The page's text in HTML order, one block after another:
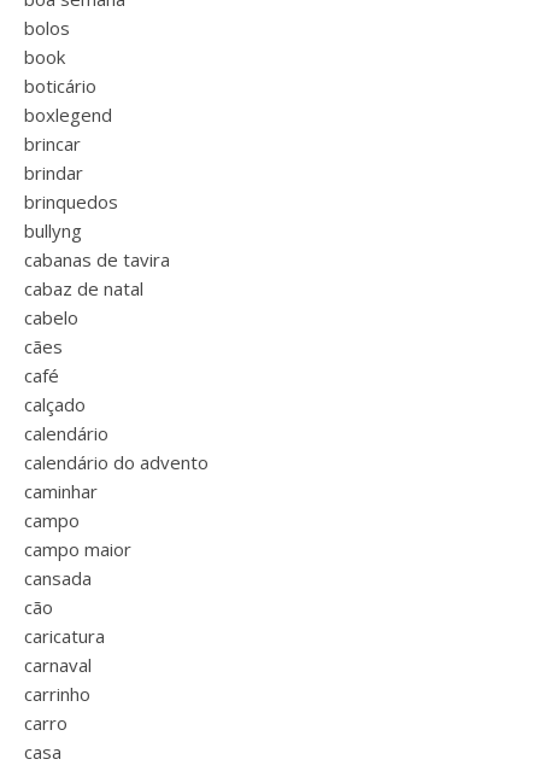
bolos
book
boticário
boxlegend
brincar
brindar
brinquedos
bullyng
cabanas de tavira
cabaz de natal
cabelo
cães
café
calçado
calendário
calendário do advento
caminhar
campo
campo maior
cansada
cão
caricatura
carnaval
carrinho
carro
casa